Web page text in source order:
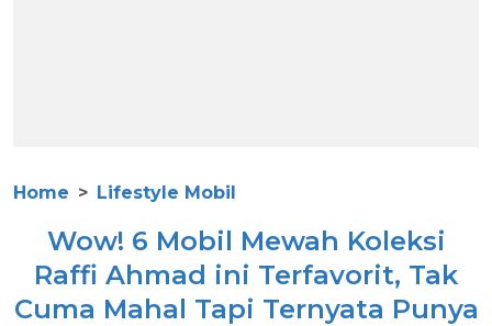
Home Lifestyle Mobil
Wow! 6 Mobil Mewah Koleksi
Raffi Ahmad ini Terfavorit, Tak
Cuma Mahal Tapi Ternyata Punya